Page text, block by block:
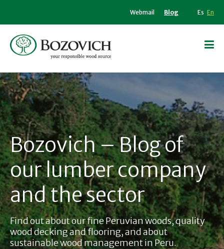
Webmail Blog Es En
Bozovich – Blog of
our lumber company
and the sector
Find out about our fine Peruvian woods, quality
wood decking and flooring, and about
sustainable wood management in Peru.